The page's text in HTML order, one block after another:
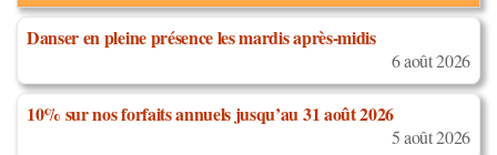
Danser en pleine présence les mardis après-midis
6 août 2026
10% sur nos forfaits annuels jusqu’au 31 août 2026
5 août 2026